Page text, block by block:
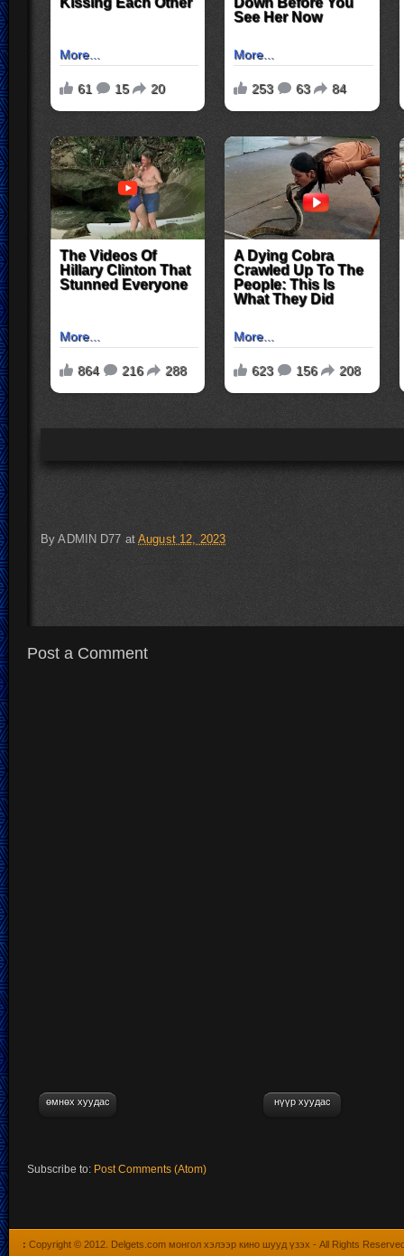
ByADMIN D77 atAugust 12, 2023
Post a Comment
өмнөх хуудас нүүр хуудас
Subscribe to: Post Comments (Atom)
: Copyright © 2012. Delgets.com монгол хэлээр кино шууд үзэх - All Rights